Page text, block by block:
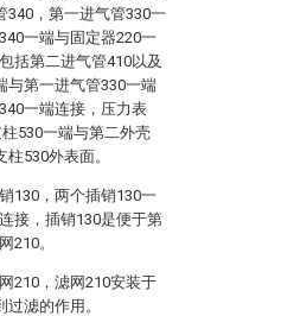
340，第一进气管330一
一端与固定器220一
括第二进气管410以及
与第一进气管330一端
一端连接，压力表
530一端与第二外壳
530外表面。
130，两个插销130一
接，插销130是便于第
210。
210，滤网210安装于
滤的作用。